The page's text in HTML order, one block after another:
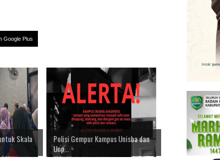
Google Plus
Skala
Polisi Gempur Kampus Unisba dan
Unp...